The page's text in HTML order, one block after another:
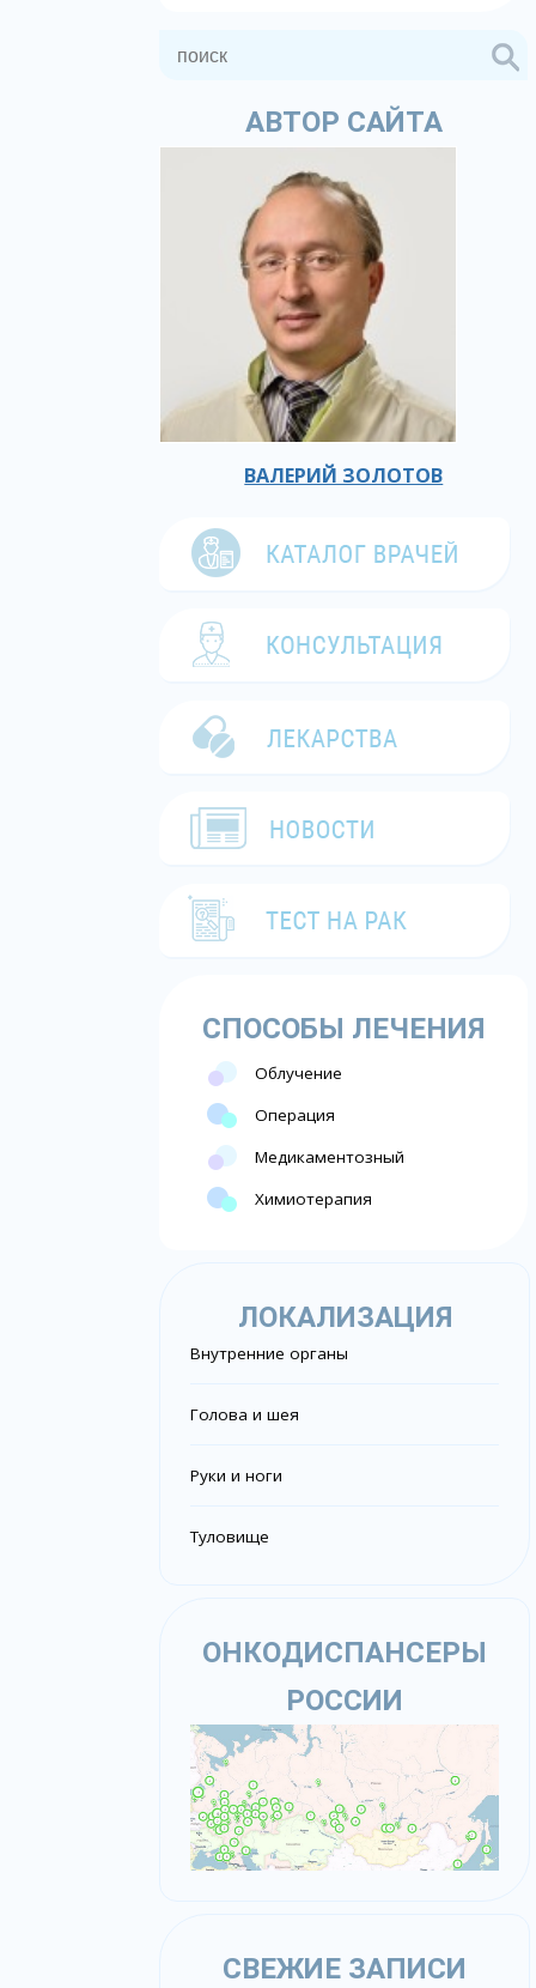
АВТОР САЙТА
ВАЛЕРИЙ ЗОЛОТОВ
СПОСОБЫ ЛЕЧЕНИЯ
Облучение
Операция
Медикаментозный
Химиотерапия
ЛОКАЛИЗАЦИЯ
Внутренние органы
Голова и шея
Руки и ноги
Туловище
ОНКОДИСПАНСЕРЫ
РОССИИ
СВЕЖИЕ ЗАПИСИ